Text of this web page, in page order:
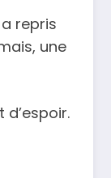
repris
une